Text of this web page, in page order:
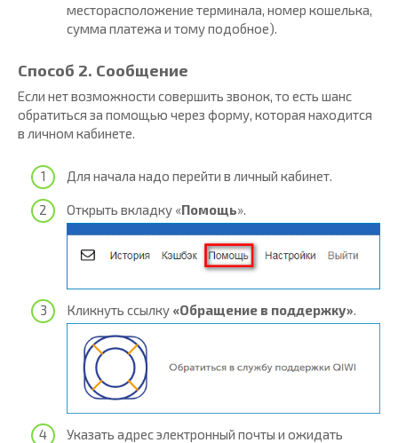
месторасположение терминала, номер кошелька,
сумма платежа и тому подобное).
Способ 2. Сообщение
Если нет возможности совершить звонок, то есть шанс
обратиться за помощью через форму, которая находится
в личном кабинете.
Для начала надо перейти в личный кабинет.
Открыть вкладку «Помощь».
Кликнуть ссылку «Обращение в поддержку»
Указать адрес электронный почты и ожидать